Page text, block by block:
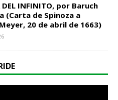
DEL INFINITO, por Baruch
(Carta de Spinoza a
20 de abril de 1663)